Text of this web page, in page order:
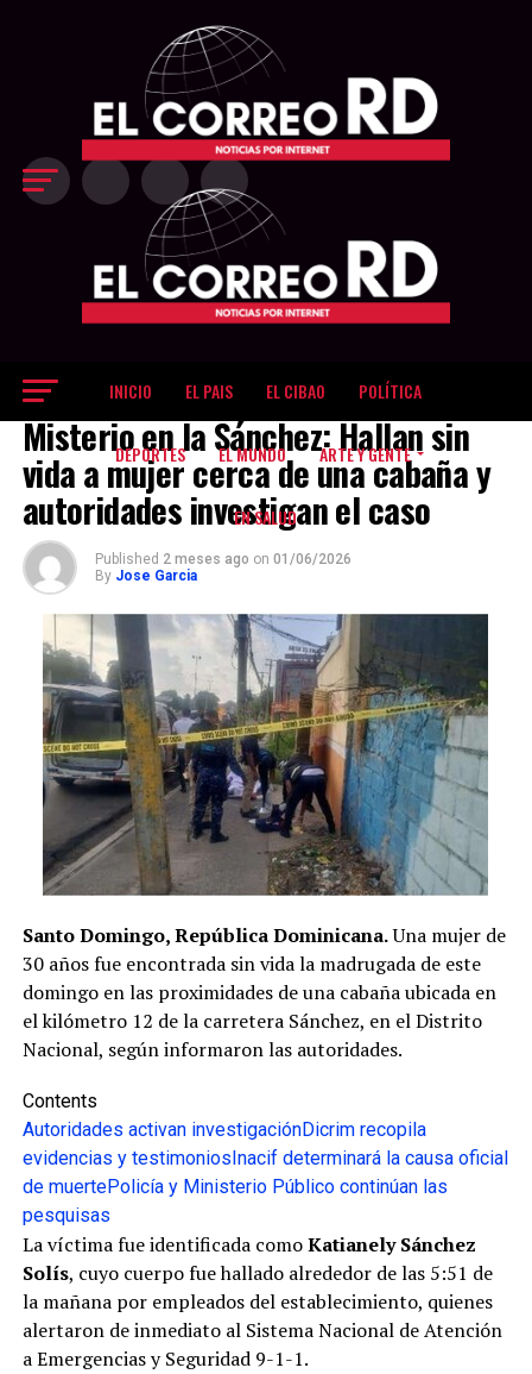
INICIO EL PAIS EL CIBAO POLÍTICA
DEPORTES EL MUNDO ARTE Y GENTE
EN SALUD
EL PAIS
Misterio en la Sánchez: Hallan sin
vida a mujer cerca de una cabaña y
autoridades investigan el caso
Published 2 meses ago on 01/06/2026
By Jose Garcia
Santo Domingo, República Dominicana.Una mujer de
30 años fue encontrada sin vida la madrugada de este
domingo en las proximidades de una cabaña ubicada en
el kilómetro 12 de la carretera Sánchez, en el Distrito
Nacional, según informaron las autoridades.
Contents
Autoridades activan investigaciónDicrim recopila
evidencias y testimoniosInacif determinará la causa oficial
de muertePolicía y Ministerio Público continúan las
pesquisas
La víctima fue identificada comoKatianely Sánchez
Solís, cuyo cuerpo fue hallado alrededor de las 5:51 de
la mañana por empleados del establecimiento, quienes
alertaron de inmediato al Sistema Nacional de Atención
a Emergencias y Seguridad 9-1-1.
Exit mobile version